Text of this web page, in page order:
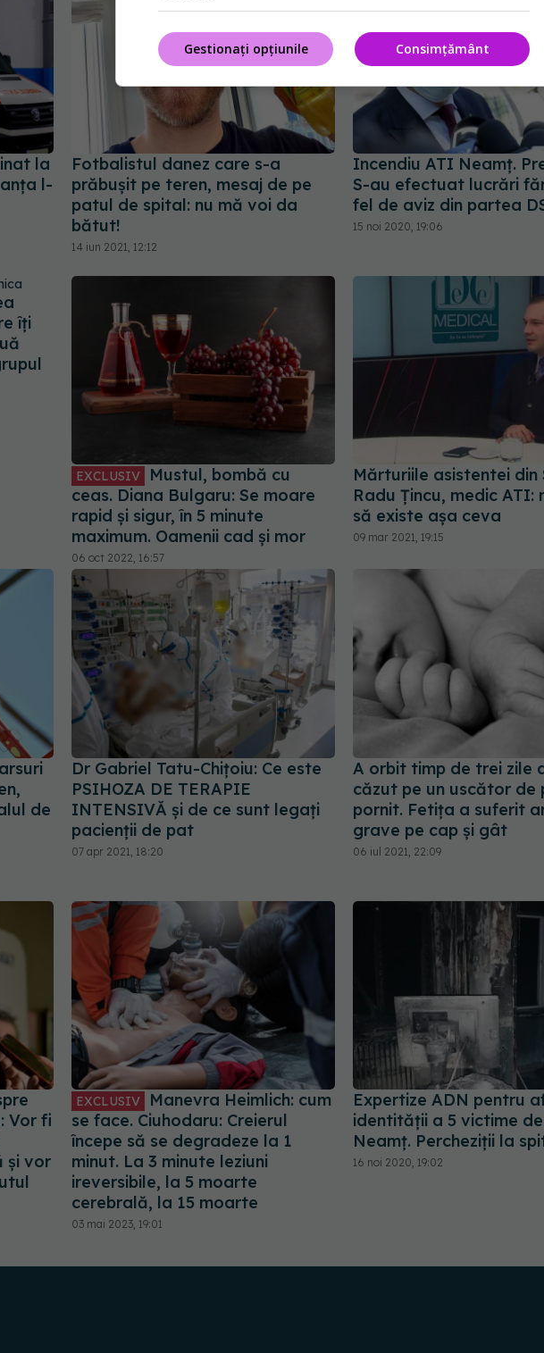
la
l-
Fotbalistul danez care s-a
prăbușit pe teren, mesaj de pe
patul de spital: nu mă voi da
bătut!
14 iun 2021, 12:12
Incendiu ATI Neamț.
S-au efectuat lucrări
fel de aviz din partea
15 noi 2020, 19:06
îți
EXCLUSIV
Mustul, bombă cu
ceas. Diana Bulgaru: Se moare
rapid și sigur, în 5 minute
maximum. Oamenii cad și mor
06 oct 2022, 16:57
Mărturiile asistentei din
Radu Țincu, medic ATI:
să existe așa ceva
09 mar 2021, 19:15
de
Dr Gabriel Tatu-Chițoiu: Ce este
PSIHOZA DE TERAPIE
INTENSIVĂ și de ce sunt legați
pacienții de pat
07 apr 2021, 18:20
A orbit timp de trei zile
căzut pe un uscător de
pornit. Fetița a suferit
grave pe cap și gât
06 iul 2021, 22:09
Vor fi
și vor
EXCLUSIV
Manevra Heimlich: cum
se face. Ciuhodaru: Creierul
începe să se degradeze la 1
minut. La 3 minute leziuni
ireversibile, la 5 moarte
cerebrală, la 15 moarte
03 mai 2023, 19:01
Expertize ADN pentru
identității a 5 victime
Neamț. Percheziții la
16 noi 2020, 19:02
Consimțământ
Gestionați opțiunile